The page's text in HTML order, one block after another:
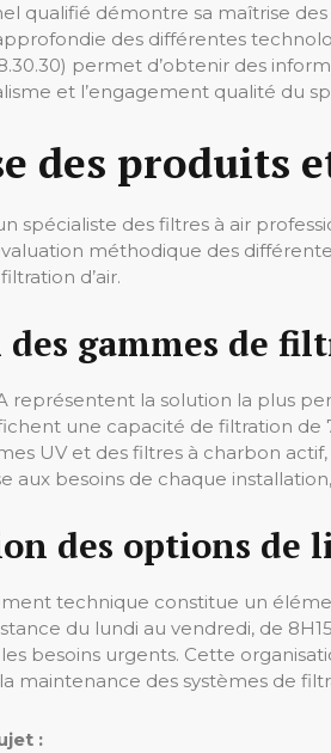
qualifié démontre sa maîtrise
des différentes
permet d’obtenir des
et l’engagement qualité du
des produits
spécialiste des filtres à air
méthodique des
d’air.
gammes de
représentent la solution la plus
une capacité de filtration
UV et des filtres à charbon
aux besoins de chaque
des options de
technique constitue un
du lundi au vendredi, de
besoins urgents. Cette
maintenance des systèmes de
: